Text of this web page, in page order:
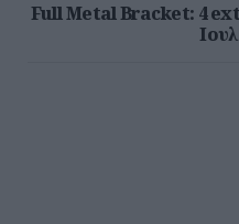
Full Metal Bracket: 4